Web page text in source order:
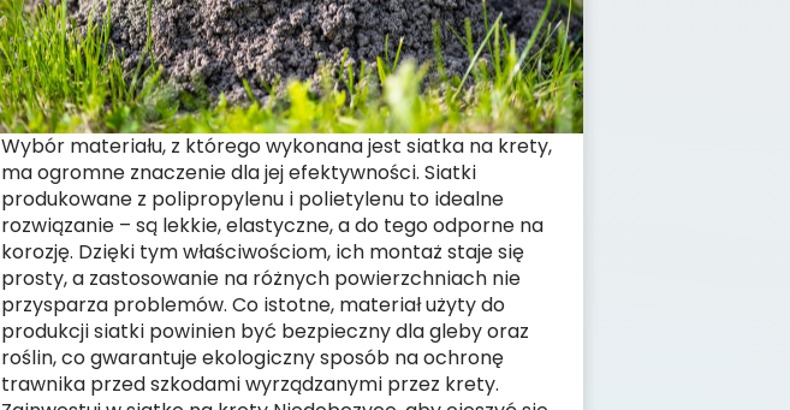
Wybór materiału, z którego wykonana jest siatka na krety,
ma ogromne znaczenie dla jej efektywności. Siatki
produkowane z polipropylenu i polietylenu to idealne
rozwiązanie – są lekkie, elastyczne, a do tego odporne na
korozję. Dzięki tym właściwościom, ich montaż staje się
prosty, a zastosowanie na różnych powierzchniach nie
przysparza problemów. Co istotne, materiał użyty do
produkcji siatki powinien być bezpieczny dla gleby oraz
roślin, co gwarantuje ekologiczny sposób na ochronę
trawnika przed szkodami wyrządzanymi przez krety.